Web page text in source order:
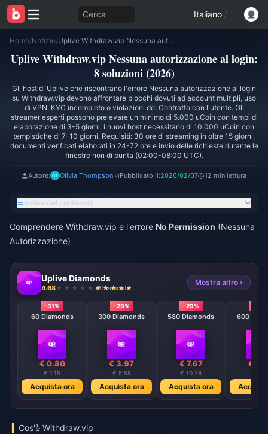
Cerca Italiano /
Home/Notizie/ Uplive Withdraw.vip Nessuna autorizzazione al login: 8 soluzioni (2026)
Uplive Withdraw.vip Nessuna autorizzazione al login:
8 soluzioni (2026)
Gli host di Uplive che riscontrano l'errore Nessuna autorizzazione al login
su Withdraw.vip devono affrontare blocchi dovuti ad account multipli, uso
di VPN, KYC incompleto o violazioni del Contratto con l'utente. Gli
streamer esperti possono prelevare un minimo di 5.000 uCoin con tempi di
elaborazione di 3-5 giorni; i nuovi host necessitano di 10.000 uCoin con
tempistiche di 7-10 giorni. Requisiti: 30 ore di streaming in oltre 15 giorni,
documenti verificati elaborati in 24-72 ore e invio delle richieste durante le
finestre non di punta (02:00-08:00 UTC).
Autore: Olivia Thompson Pubblicato il:2026/02/07 12 min lettura
Indice dei contenuti
Comprendere Withdraw.vip e l'errore No Permission (Nessuna
Autorizzazione)
Uplive Diamonds
4.68 711 venduto
Mostra altro ›
-31%
60 Diamonds
€ 0.80
€ 1.15
Acquista ora
-29%
300 Diamonds
€ 3.97
€ 5.58
Acquista ora
-29%
580 Diamonds
€ 7.67
€ 10.78
Acquista ora
600
€
€
Cos'è Withdraw.vip